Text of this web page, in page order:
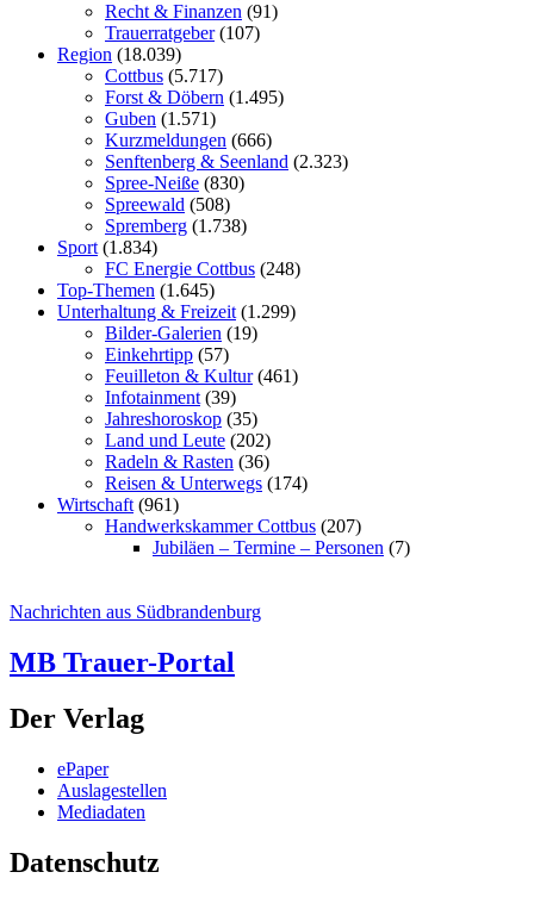
Recht & Finanzen (91)
Trauerratgeber(107)
Region (18.039)
Cottbus (5.717)
Forst & Döbern (1.495)
Guben (1.571)
Kurzmeldungen (666)
Senftenberg & Seenland (2.323)
Spree-Neiße (830)
Spreewald (508)
Spremberg (1.738)
Sport (1.834)
FC Energie Cottbus (248)
Top-Themen (1.645)
Unterhaltung & Freizeit (1.299)
Bilder-Galerien (19)
Einkehrtipp (57)
Feuilleton & Kultur(461)
Infotainment (39)
Jahreshoroskop (35)
Land und Leute (202)
Radeln & Rasten (36)
Reisen & Unterwegs (174)
Wirtschaft (961)
Handwerkskammer Cottbus (207)
Jubiläen – Termine – Personen (7)
Nachrichten aus Südbrandenburg
MB Trauer-Portal
Der Verlag
ePaper
Auslagestellen
Mediadaten
Datenschutz